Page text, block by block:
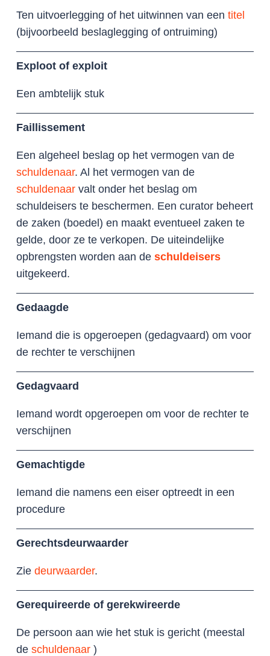
Ten uitvoerlegging of het uitwinnen van een titel
(bijvoorbeeld beslaglegging of ontruiming)
Exploot of exploit
Een ambtelijk stuk
Faillissement
Een algeheel beslag op het vermogen van de
schuldenaar. Al het vermogen van de
schuldenaar valt onder het beslag om
schuldeisers te beschermen. Een curator beheert
de zaken (boedel) en maakt eventueel zaken te
gelde, door ze te verkopen. De uiteindelijke
opbrengsten worden aan de schuldeisers
uitgekeerd.
Gedaagde
Iemand die is opgeroepen (gedagvaard) om voor
de rechter te verschijnen
Gedagvaard
Iemand wordt opgeroepen om voor de rechter te
verschijnen
Gemachtigde
Iemand die namens een eiser optreedt in een
procedure
Gerechtsdeurwaarder
Zie deurwaarder.
Gerequireerde of gerekwireerde
De persoon aan wie het stuk is gericht (meestal
de schuldenaar )